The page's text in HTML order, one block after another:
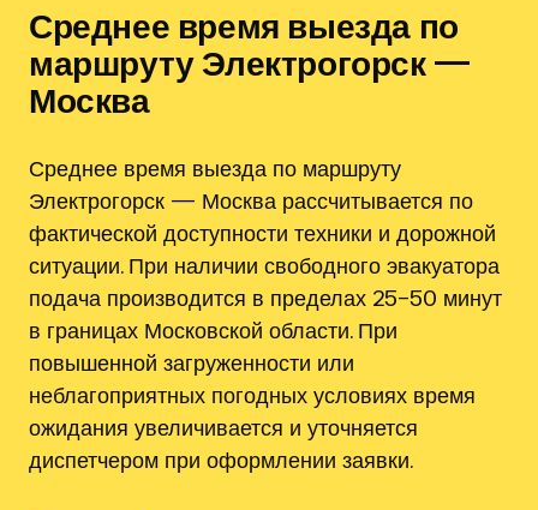
Среднее время выезда по
маршруту Электрогорск —
Москва
Среднее время выезда по маршруту
Электрогорск — Москва рассчитывается по
фактической доступности техники и дорожной
ситуации. При наличии свободного эвакуатора
подача производится в пределах 25–50 минут
в границах Московской области. При
повышенной загруженности или
неблагоприятных погодных условиях время
ожидания увеличивается и уточняется
диспетчером при оформлении заявки.